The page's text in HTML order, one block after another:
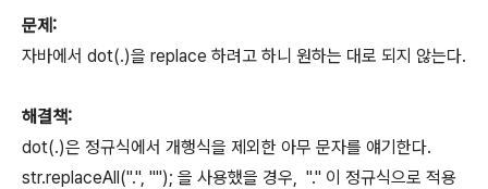
문제:
자바에서 dot(.)을 replace 하려고 하니 원하는 대로 되지 않는다.
해결책:
dot(.)은 정규식에서 개행식을 제외한 아무 문자를 얘기한다.
str.replaceAll(".", ""); 을 사용했을 경우, "." 이 정규식으로 적용